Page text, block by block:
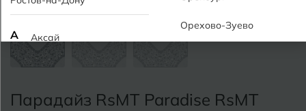
Парадайз RsMT Paradise RsMT
А Аксай
Алушта
Альметьевск
Орехово-Зуево
Подольск